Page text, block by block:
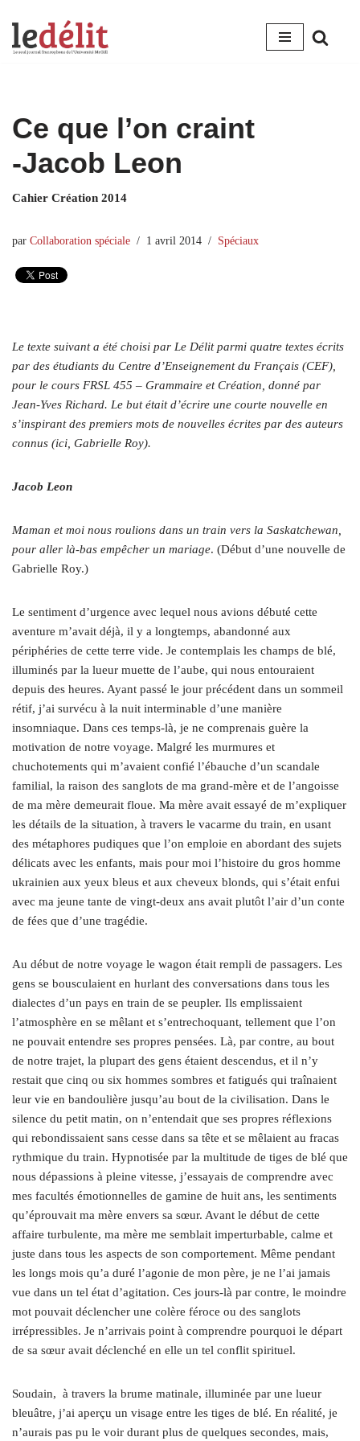
Aller
Ce que l’on craint
‑Jacob Leon
Cahier Création 2014
par Collaboration spéciale 1 avril 2014 Spéciaux
Le texte suivant a été choisi par Le Délit parmi quatre textes écrits
par des étudiants du Centre d’Enseignement du Français (CEF),
pour le cours FRSL 455 – Grammaire et Création, donné par
Jean-Yves Richard. Le but était d’écrire une courte nouvelle en
s’inspirant des premiers mots de nouvelles écrites par des auteurs
connus (ici, Gabrielle Roy).
Jacob Leon
Maman et moi nous roulions dans un train vers la Saskatchewan,
pour aller là-bas empêcher un mariage. (Début d’une nouvelle de
Gabrielle Roy.)
Le sentiment d’urgence avec lequel nous avions débuté cette
aventure m’avait déjà, il y a longtemps, abandonné aux
périphéries de cette terre vide. Je contemplais les champs de blé,
illuminés par la lueur muette de l’aube, qui nous entouraient
depuis des heures. Ayant passé le jour précédent dans un sommeil
rétif, j’ai survécu à la nuit interminable d’une manière
insomniaque. Dans ces temps-là, je ne comprenais guère la
motivation de notre voyage. Malgré les murmures et
chuchotements qui m’avaient confié l’ébauche d’un scandale
familial, la raison des sanglots de ma grand-mère et de l’angoisse
de ma mère demeurait floue. Ma mère avait essayé de m’expliquer
les détails de la situation, à travers le vacarme du train, en usant
des métaphores pudiques que l’on emploie en abordant des sujets
délicats avec les enfants, mais pour moi l’histoire du gros homme
ukrainien aux yeux bleus et aux cheveux blonds, qui s’était enfui
avec ma jeune tante de vingt-deux ans avait plutôt l’air d’un conte
de fées que d’une tragédie.
Au début de notre voyage le wagon était rempli de passagers. Les
gens se bousculaient en hurlant des conversations dans tous les
dialectes d’un pays en train de se peupler. Ils emplissaient
l’atmosphère en se mêlant et s’entrechoquant, tellement que l’on
ne pouvait entendre ses propres pensées. Là, par contre, au bout
de notre trajet, la plupart des gens étaient descendus, et il n’y
restait que cinq ou six hommes sombres et fatigués qui traînaient
leur vie en bandoulière jusqu’au bout de la civilisation. Dans le
silence du petit matin, on n’entendait que ses propres réflexions
qui rebondissaient sans cesse dans sa tête et se mêlaient au fracas
rythmique du train. Hypnotisée par la multitude de tiges de blé que
nous dépassions à pleine vitesse, j’essayais de comprendre avec
mes facultés émotionnelles de gamine de huit ans, les sentiments
qu’éprouvait ma mère envers sa sœur. Avant le début de cette
affaire turbulente, ma mère me semblait imperturbable, calme et
juste dans tous les aspects de son comportement. Même pendant
les longs mois qu’a duré l’agonie de mon père, je ne l’ai jamais
vue dans un tel état d’agitation. Ces jours-là par contre, le moindre
mot pouvait déclencher une colère féroce ou des sanglots
irrépressibles. Je n’arrivais point à comprendre pourquoi le départ
de sa sœur avait déclenché en elle un tel conflit spirituel.
Soudain, à travers la brume matinale, illuminée par une lueur
bleuâtre, j’ai aperçu un visage entre les tiges de blé. En réalité, je
n’aurais pas pu le voir durant plus de quelques secondes, mais,